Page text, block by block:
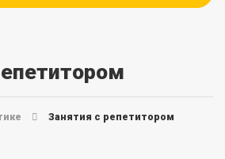
Занятия с репетитором